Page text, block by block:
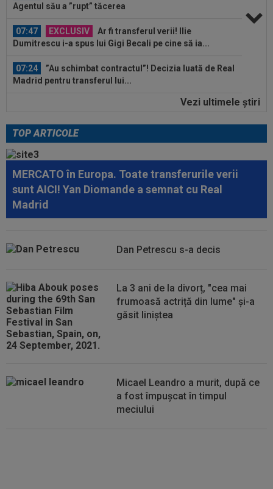
Agentul său a ”rupt” tăcerea
07:47 EXCLUSIV
Ar fi transferul verii! Ilie
Dumitrescu i-a spus lui Gigi Becali pe cine să ia...
07:24
”Au schimbat contractul”! Decizia luată de Real
Madrid pentru transferul lui...
UTA - Rapid, LIVE VIDEO, vineri, 21:00, în direct
08:27
S-a încheiat ”telenovela” transferului lui Julian
Alvarez
08:26
Vinicius Junior, mesaj pentru Florentino Perez
și Jose Mourinho, după ce a...
08:19
Primul jucător OUT de la CFR Cluj, după 0-5 cu
08:13
După ce au refuzat să cânte imnul naţional şi au
Vezi ultimele ştiri
TOP ARTICOLE
MERCATO în Europa. Toate transferurile verii
sunt AICI! Yan Diomande a semnat cu Real
Madrid
Dan Petrescu s-a decis
La 3 ani de la divorț, "cea mai
frumoasă actriță din lume" și-a
găsit liniștea
Micael Leandro a murit, după ce
a fost împușcat în timpul
meciului